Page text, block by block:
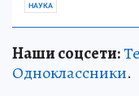
НАУКА
Наши соцсети:
Одноклассники.